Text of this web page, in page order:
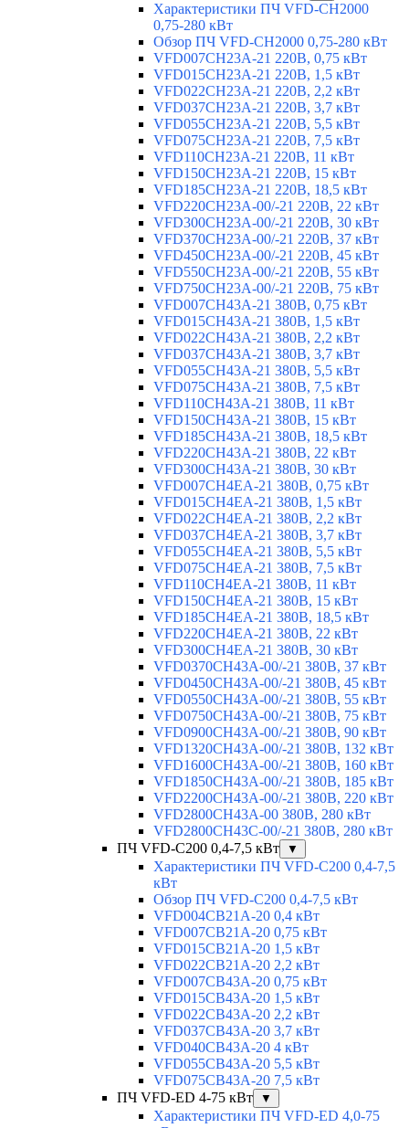
Характеристики ПЧ VFD-CH2000
0,75-280 кВт
Обзор ПЧ VFD-CH2000 0,75-280 кВт
VFD007CH23A-21 220В, 0,75 кВт
VFD015CH23A-21 220В, 1,5 кВт
VFD022CH23A-21 220В, 2,2 кВт
VFD037CH23A-21 220В, 3,7 кВт
VFD055CH23A-21 220В, 5,5 кВт
VFD075CH23A-21 220В, 7,5 кВт
VFD110CH23A-21 220В, 11 кВт
VFD150CH23A-21 220В, 15 кВт
VFD185CH23A-21 220В, 18,5 кВт
VFD220CH23A-00/-21 220В, 22 кВт
VFD300CH23A-00/-21 220В, 30 кВт
VFD370CH23A-00/-21 220В, 37 кВт
VFD450CH23A-00/-21 220В, 45 кВт
VFD550CH23A-00/-21 220В, 55 кВт
VFD750CH23A-00/-21 220В, 75 кВт
VFD007CH43A-21 380В, 0,75 кВт
VFD015CH43A-21 380В, 1,5 кВт
VFD022CH43A-21 380В, 2,2 кВт
VFD037CH43A-21 380В, 3,7 кВт
VFD055CH43A-21 380В, 5,5 кВт
VFD075CH43A-21 380В, 7,5 кВт
VFD110CH43A-21 380В, 11 кВт
VFD150CH43A-21 380В, 15 кВт
VFD185CH43A-21 380В, 18,5 кВт
VFD220CH43A-21 380В, 22 кВт
VFD300CH43A-21 380В, 30 кВт
VFD007CH4EA-21 380В, 0,75 кВт
VFD015CH4EA-21 380В, 1,5 кВт
VFD022CH4EA-21 380В, 2,2 кВт
VFD037CH4EA-21 380В, 3,7 кВт
VFD055CH4EA-21 380В, 5,5 кВт
VFD075CH4EA-21 380В, 7,5 кВт
VFD110CH4EA-21 380В, 11 кВт
VFD150CH4EA-21 380В, 15 кВт
VFD185CH4EA-21 380В, 18,5 кВт
VFD220CH4EA-21 380В, 22 кВт
VFD300CH4EA-21 380В, 30 кВт
VFD0370CH43A-00/-21 380В, 37 кВт
VFD0450CH43A-00/-21 380В, 45 кВт
VFD0550CH43A-00/-21 380В, 55 кВт
VFD0750CH43A-00/-21 380В, 75 кВт
VFD0900CH43A-00/-21 380В, 90 кВт
VFD1320CH43A-00/-21 380В, 132 кВт
VFD1600CH43A-00/-21 380В, 160 кВт
VFD1850CH43A-00/-21 380В, 185 кВт
VFD2200CH43A-00/-21 380В, 220 кВт
VFD2800CH43A-00 380В, 280 кВт
VFD2800CH43C-00/-21 380В, 280 кВт
ПЧ VFD-C200 0,4-7,5 кВт
▼
Характеристики ПЧ VFD-C200 0,4-7,5
кВт
Обзор ПЧ VFD-C200 0,4-7,5 кВт
VFD004CB21A-20 0,4 кВт
VFD007CB21A-20 0,75 кВт
VFD015CB21A-20 1,5 кВт
VFD022CB21A-20 2,2 кВт
VFD007CB43A-20 0,75 кВт
VFD015CB43A-20 1,5 кВт
VFD022CB43A-20 2,2 кВт
VFD037CB43A-20 3,7 кВт
VFD040CB43A-20 4 кВт
VFD055CB43A-20 5,5 кВт
VFD075CB43A-20 7,5 кВт
ПЧ VFD-ED 4-75 кВт
▼
Характеристики ПЧ VFD-ED 4,0-75